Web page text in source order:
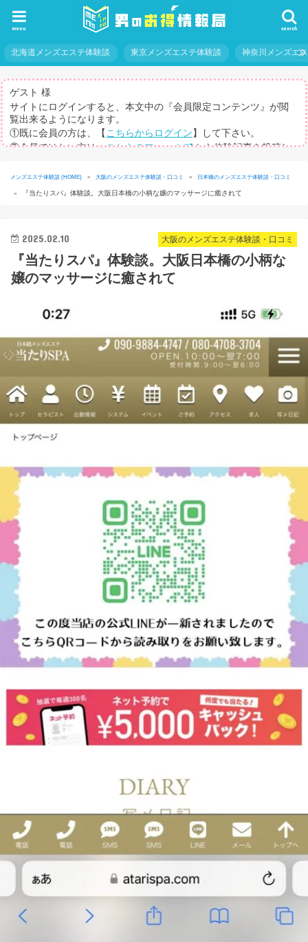
search
menu
北海道メンズエステ体験談 東京メンズエステ体験談 神奈川メンズエ
ゲスト 様
サイトにログインすると、本文中の『会員限定コンテンツ』が閲
覧出来るようになります。
①既に会員の方は、【 こちらからログイン 】して下さい。
②会員ではない方は、こちらのフォーム
から体験記事を投稿し
※体験記事が書けない方や、すべての記事を閲覧したい方のため
メンズエステ体験談 (HOME) » 大阪のメンズエステ体験談・口コミ » 日本橋のメンズエステ体験談・口コミ
» 『当たりスパ』体験談。大阪日本橋の小柄な嬢のマッサージに癒されて
大阪のメンズエステ体験談・口コミ
2025.02.10
『当たりスパ』体験談。大阪日本橋の小柄な
嬢のマッサージに癒されて